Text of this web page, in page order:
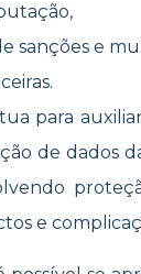
sanções e
para
de dados
e